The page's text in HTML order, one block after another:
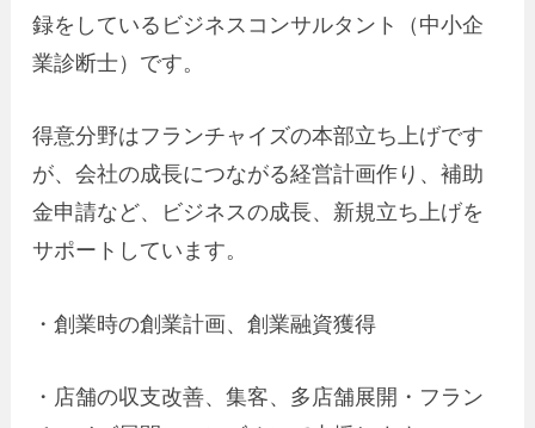
録をしているビジネスコンサルタント（中小企
業診断士）です。
得意分野はフランチャイズの本部立ち上げです
が、会社の成長につながる経営計画作り、補助
金申請など、ビジネスの成長、新規立ち上げを
サポートしています。
・創業時の創業計画、創業融資獲得
・店舗の収支改善、集客、多店舗展開・フラン